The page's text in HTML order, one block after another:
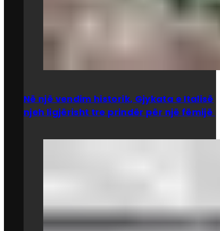
Në një vendim historik, Gjykata e Italisë
njeh ligjërisht tre prindër për një fëmijë